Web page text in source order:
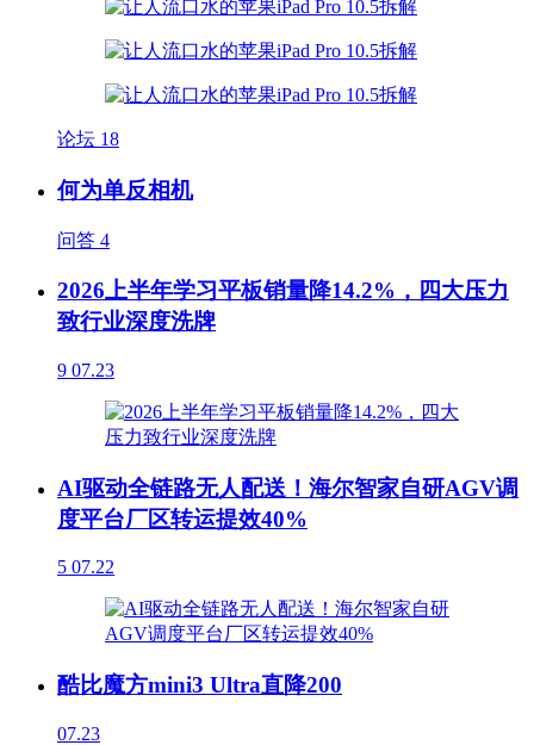
论坛 18
何为单反相机
问答 4
2026上半年学习平板销量降14.2%，四大压力
致行业深度洗牌
9 07.23
AI驱动全链路无人配送！海尔智家自研AGV调
度平台厂区转运提效40%
5 07.22
酷比魔方mini3 Ultra直降200
07.23